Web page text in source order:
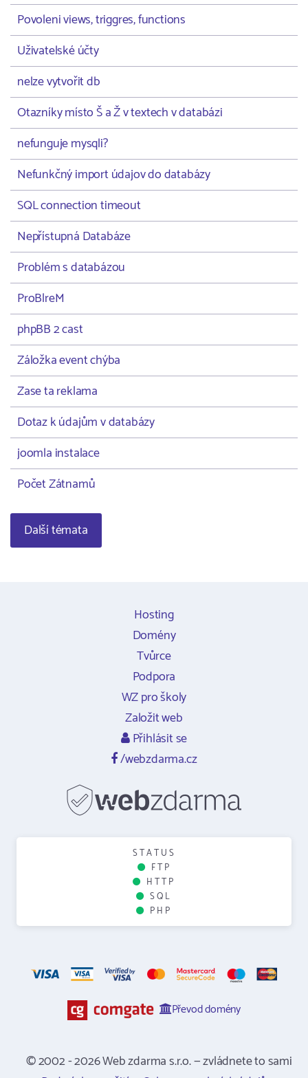
Povoleni views, triggres, functions
Uživatelské účty
nelze vytvořit db
Otazníky místo Š a Ž v textech v databázi
nefunguje mysqli?
Nefunkčný import údajov do databázy
SQL connection timeout
Nepřístupná Databáze
Problém s databázou
ProBlreM
phpBB 2 cast
Záložka event chýba
Zase ta reklama
Dotaz k údajům v databázy
joomla instalace
Počet Zátnamů
Další témata
Hosting
Domény
Tvůrce
Podpora
WZ pro školy
Založit web
Přihlásit se
/webzdarma.cz
STATUS
FTP
HTTP
SQL
PHP
Převod domény
© 2002 - 2026 Web zdarma s.r.o. — zvládnete to sami